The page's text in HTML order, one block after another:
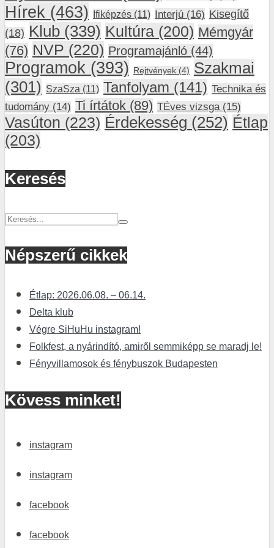
Hírek (463) Ifiképzés (11) Interjú (16) Kisegítő
(18) Klub (339) Kultúra (200) Mémgyár
(76) NVP (220) Programajánló (44)
Programok (393) Rejtvények (4) Szakmai
(301) SzaSza (11) Tanfolyam (141) Technika és
tudomány (14) Ti írtátok (89) TÉves vizsga(15)
Vasúton (223) Érdekesség (252) Étlap
(203)
Keresés
Népszerű cikkek
Étlap: 2026.06.08. – 06.14.
Delta klub
Végre SiHuHu instagram!
Folkfest, a nyárindító, amiről semmiképp se maradj le!
Fényvillamosok és fénybuszok Budapesten
Kövess minket!
instagram
instagram
facebook
facebook